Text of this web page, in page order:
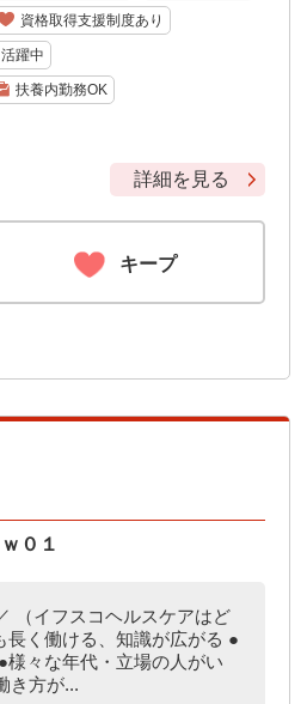
資格取得支援制度あり
躍中
扶養内勤務OK
詳細を見る
キープ
０１
（イフスコヘルスケアはど
長く働ける、知識が広がる ●
々な年代・立場の人がい
き方が...